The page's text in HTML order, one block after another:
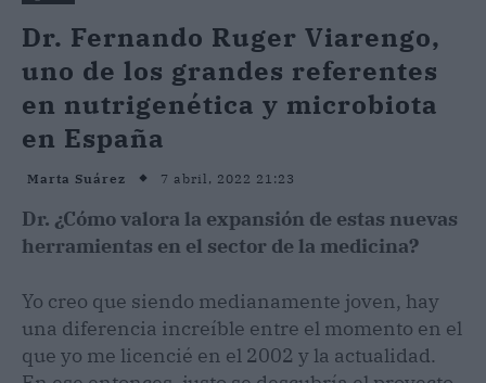
Dr. Fernando Ruger Viarengo,
uno de los grandes referentes
en nutrigenética y microbiota
en España
Marta Suárez 7 abril, 2022 21:23
Dr. ¿Cómo valora la expansión de estas nuevas
herramientas en el sector de la medicina?
Yo creo que siendo medianamente joven, hay
una diferencia increíble entre el momento en el
que yo me licencié en el 2002 y la actualidad.